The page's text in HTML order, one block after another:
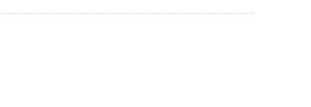
einsehbar und nachträglich nicht änderbar
Themen aus. Sollte keines der Themen